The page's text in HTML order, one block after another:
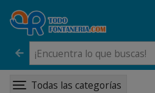
Todas las categorías